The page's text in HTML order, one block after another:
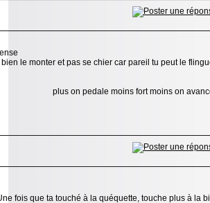
le monter et pas se chier car pareil tu peut le
plus on pedale moins fort moins on
fois que ta touché à la quéquette, touche plus à la